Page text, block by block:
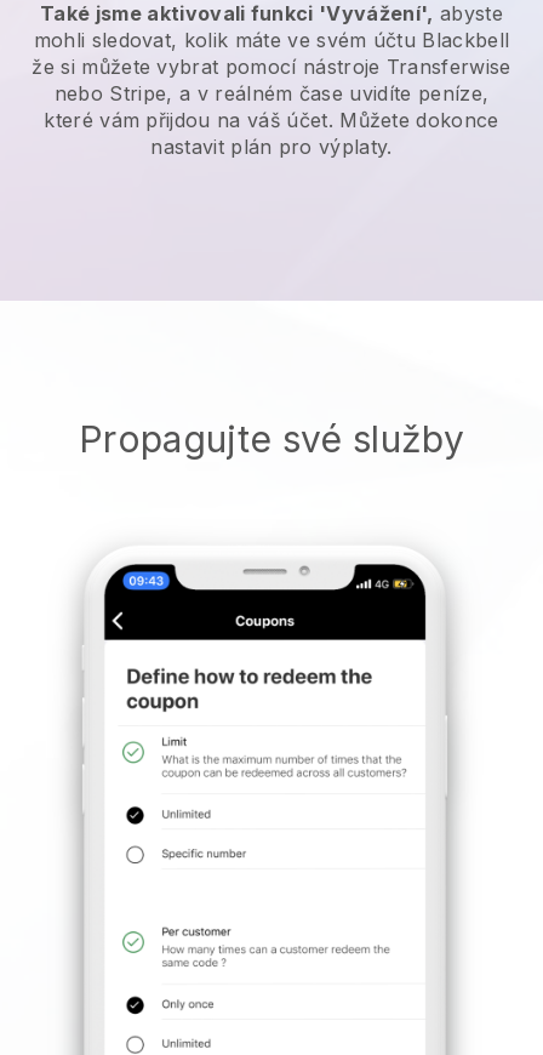
Také jsme aktivovali funkci 'Vyvážení', abyste
mohli sledovat, kolik máte ve svém účtu Blackbell
že si můžete vybrat pomocí nástroje Transferwise
nebo Stripe, a v reálném čase uvidíte peníze,
které vám přijdou na váš účet. Můžete dokonce
nastavit plán pro výplaty.
Propagujte své služby